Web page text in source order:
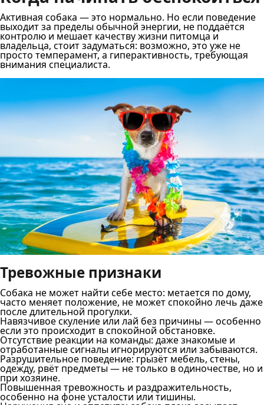
Активная собака — это нормально. Но если поведение
выходит за пределы обычной энергии, не поддаётся
контролю и мешает качеству жизни питомца и
владельца, стоит задуматься: возможно, это уже не
просто темперамент, а гиперактивность, требующая
внимания специалиста.
Тревожные признаки
Собака не может найти себе место: метается по дому,
часто меняет положение, не может спокойно лечь даже
после длительной прогулки.
Навязчивое скуление или лай без причины — особенно
если это происходит в спокойной обстановке.
Отсутствие реакции на команды: даже знакомые и
отработанные сигналы игнорируются или забываются.
Разрушительное поведение: грызёт мебель, стены,
одежду, рвёт предметы — не только в одиночестве, но и
при хозяине.
Повышенная тревожность и раздражительность,
особенно на фоне усталости или тишины.